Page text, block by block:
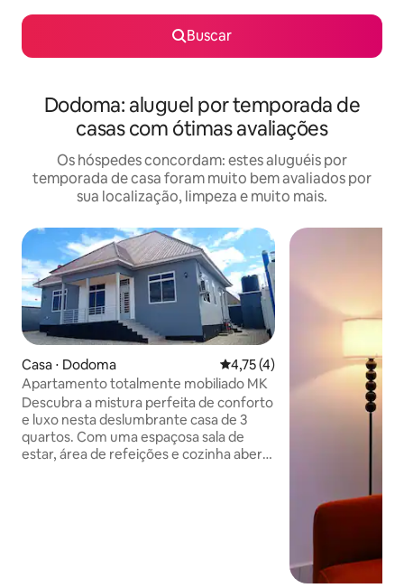
Buscar
Dodoma: aluguel por temporada de
casas com ótimas avaliações
Os hóspedes concordam: estes aluguéis por
temporada de casa foram muito bem avaliados por
sua localização, limpeza e muito mais.
Casa ⋅ Dodoma 4,75 de uma avaliação média
4,75 (4)
Apartamento totalmente mobiliado MK
Descubra a mistura perfeita de conforto
e luxo nesta deslumbrante casa de 3
quartos. Com uma espaçosa sala de
estar, área de refeições e cozinha aberta